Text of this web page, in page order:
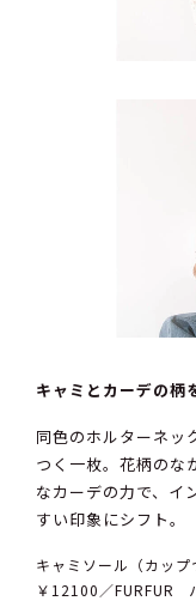
キャミとカーデの柄
同色のホルターネッ
つく一枚。花柄のな
なカーデの力で、イ
すい印象にシフト。
キャミソール（カッ
￥12100／FURFUR